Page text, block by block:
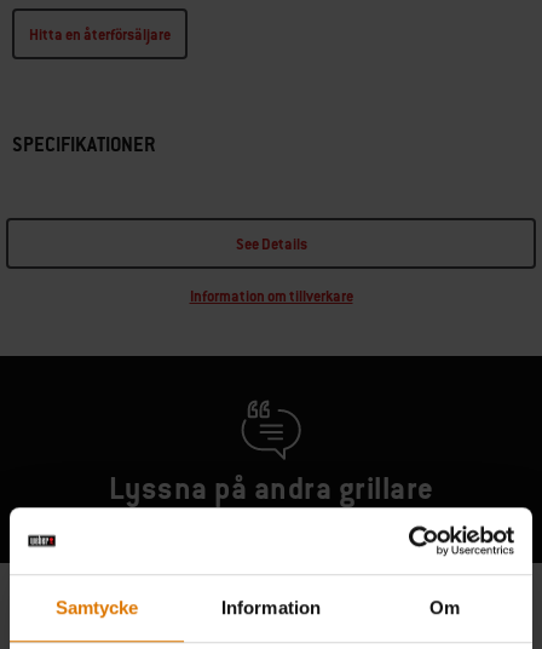
Samtycke Information Om
Hitta en återförsäljare
SPECIFIKATIONER
See Details
Information om tillverkare
Lyssna på andra grillare